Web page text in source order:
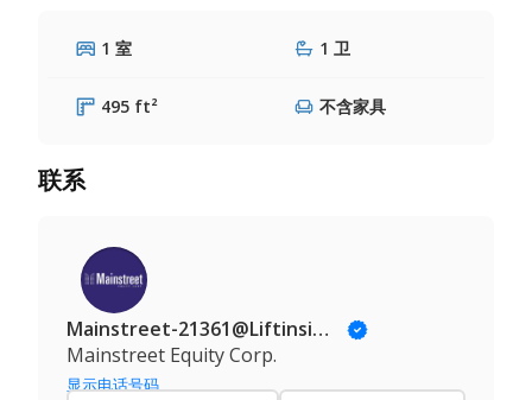
1 室 1 卫
495 ft² 不含家具
联系
Mainstreet-21361@Liftinsights.com
Mainstreet Equity Corp.
显示电话号码